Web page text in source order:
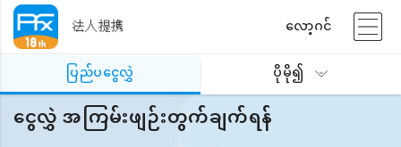
法人提携
လော့ဂင်
ပြည်ပငွေလွှဲ
ပိုမို၍
ငွေလွှဲ အကြမ်းဖျဉ်းတွက်ချက်ရန်